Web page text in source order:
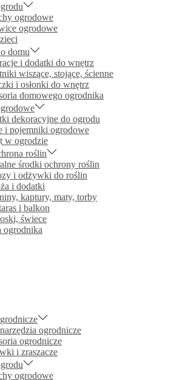
ogrodowe
ogrodowe
domu
i dodatki do wnętrz
wiszące, stojące, ścienne
i osłonki do wnętrz
domowego ogrodnika
dekoracyjne do ogrodu
i pojemniki ogrodowe
w ogrodzie
roślin
środki ochrony roślin
i odżywki do roślin
i dodatki
kaptury, maty, torby
i balkon
świece
ogrodnika
ogrodnicze
ogrodnicze
i zraszacze
ogrodowe